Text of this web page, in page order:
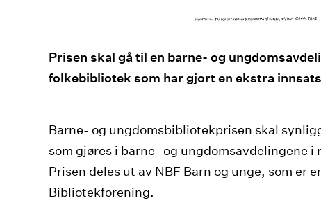
Prisen skal gå til en barne- og
folkebibliotek som har gjort en ekstra
Barne- og ungdomsbibliotekprisen skal
som gjøres i barne- og ungdomsavdelingene i
Prisen deles ut av NBF Barn og unge, som er
Bibliotekforening.